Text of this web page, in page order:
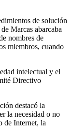
de solución
Marcas abarcaba
nombres de
miembros, cuando
intelectual y el
Directivo
destacó la
la necesidad o no
de Internet, la